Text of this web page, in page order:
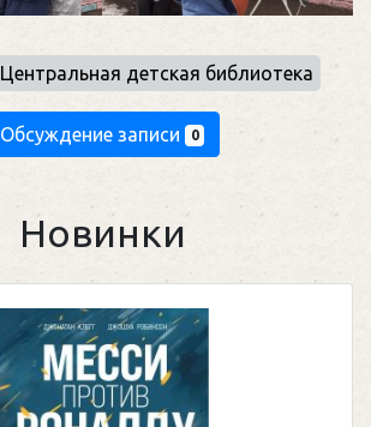
Центральная детская библиотека
Обсуждение записи 0
Новинки